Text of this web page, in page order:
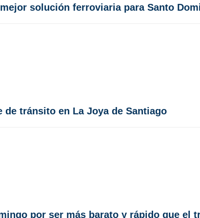
solución ferroviaria para Santo
tránsito en La Joya de Santiago
por ser más barato y rápido que el